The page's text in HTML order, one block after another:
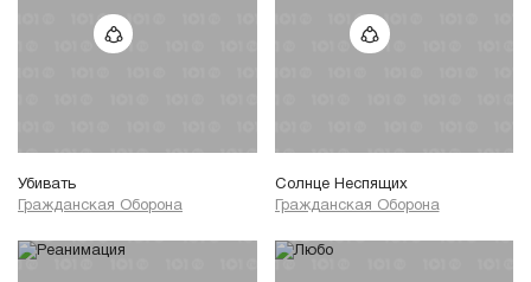
Убивать
Гражданская Оборона
Солнце Неспящих
Гражданская Оборона